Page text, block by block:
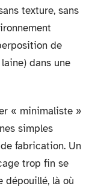
texture, sans
de
dans une
« minimaliste »
simples
fabrication. Un
trop fin se
dépouillé, là où